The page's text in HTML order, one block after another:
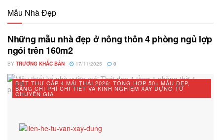
Mẫu Nhà Đẹp
Những mẫu nhà đẹp ở nông thôn 4 phòng ngủ lợp
ngói trên 160m2
BY TRƯƠNG KHẮC BẢN 17/11/2025 0
BIỆT THỰ CẤP 4 MÁI THÁI 2026: TỔNG HỢP 50+ MẪU ĐẸP,
BẢNG CHI PHÍ CHI TIẾT VÀ KINH NGHIỆM XÂY DỰNG TỪ
CHUYÊN GIA